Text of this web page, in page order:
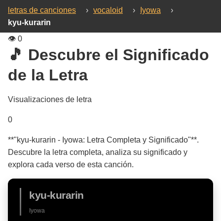
letras de canciones › vocaloid › Iyowa
›
kyu-kurarin
👁️ 0
🎵 Descubre el Significado
de la Letra
Visualizaciones de letra
0
**"kyu-kurarin - Iyowa: Letra Completa y Significado"**.
Descubre la letra completa, analiza su significado y
explora cada verso de esta canción.
kyu-kurarin
Iyowa